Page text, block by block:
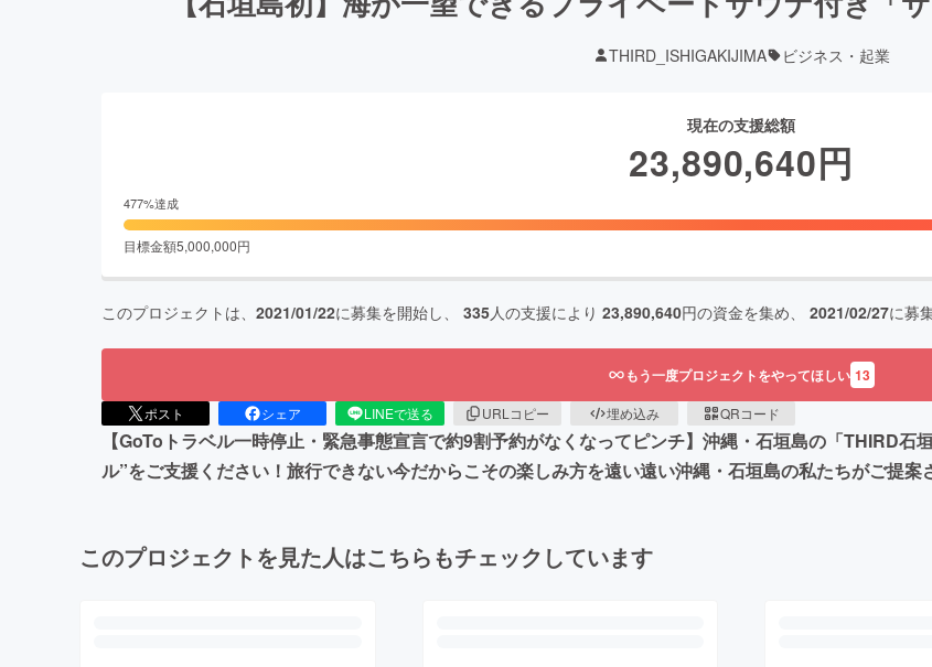
THIRD_ISHIGAKIJIMA ビジネス・起業
現在の支援総額
23,890,640円
477%達成
目標金額5,000,000円
このプロジェクトは、 2021/01/22に募集を開始し、 335人の支援により 23,890,640円の資金を集め、 2021/02/27に募
もう一度プロジェクトをやってほしい 13
ポスト シェア LINEで送る URLコピー 埋め込み QRコード
【GoToトラベル一時停止・緊急事態宣言で約9割予約がなくなってピンチ】沖縄・石垣島の「THIRD
ル”をご支援ください！旅行できない今だからこその楽しみ方を遠い遠い沖縄・石垣島の私たちがご提案
このプロジェクトを見た人はこちらもチェックしています